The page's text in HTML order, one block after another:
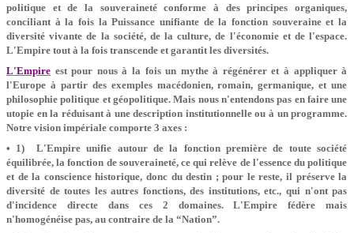
politique et de la souveraineté conforme à des principes organiques,
conciliant à la fois la Puissance unifiante de la fonction souveraine et la
diversité vivante de la société, de la culture, de l'économie et de l'espace.
L'Empire tout à la fois transcende et garantit les diversités.
L'Empire est pour nous à la fois un mythe à régénérer et à appliquer à
l'Europe à partir des exemples macédonien, romain, germanique, et une
philosophie politique et géopolitique. Mais nous n'entendons pas en faire une
utopie en la réduisant à une description institutionnelle ou à un programme.
Notre vision impériale comporte 3 axes :
• 1) L'Empire unifie autour de la fonction première de toute société
équilibrée, la fonction de souveraineté, ce qui relève de l'essence du politique
et de la conscience historique, donc du destin ; pour le reste, il préserve la
diversité de toutes les autres fonctions, des institutions, etc., qui n'ont pas
d'incidence directe dans ces 2 domaines. L'Empire fédère mais
n'homogénéise pas, au contraire de la “Nation”.